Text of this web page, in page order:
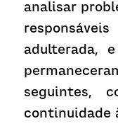
analisar
adulterada,
seguintes,
continuidade